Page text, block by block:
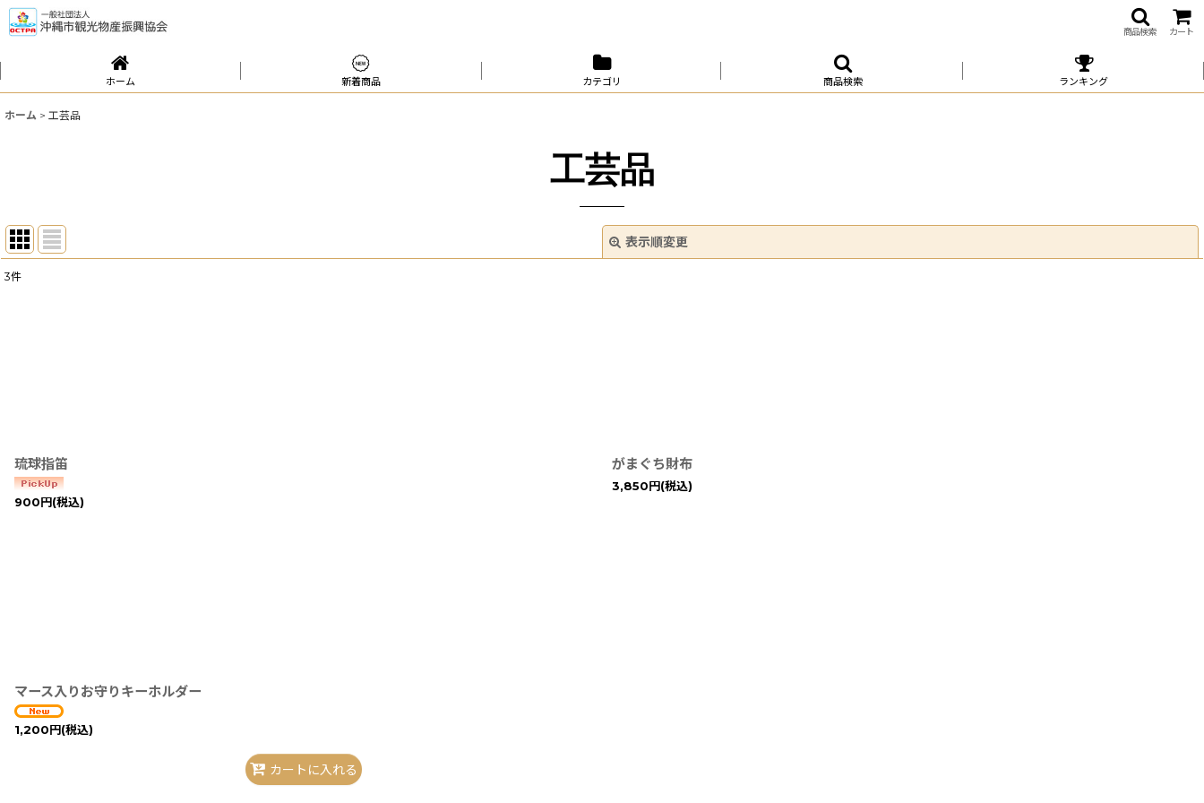
商品検索 カート
ホーム 新着商品 カテゴリ 商品検索 ランキング
ホーム > 工芸品
工芸品
表示順変更
3件
琉球指笛
900円(税込)
がまぐち財布
3,850円(税込)
マース入りお守りキーホルダー
1,200円(税込)
カートに入れる